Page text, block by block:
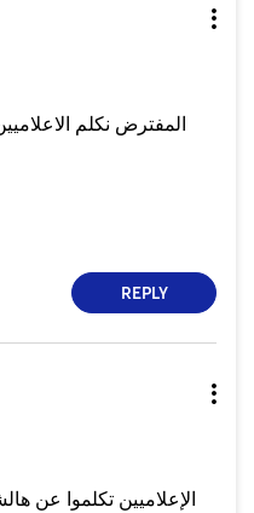
المفترض نكلم
REPLY
الإعلاميين تكلموا عن